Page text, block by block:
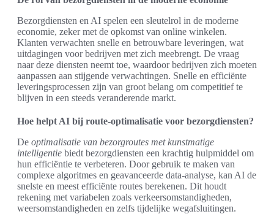
Bezorgdiensten en AI spelen een sleutelrol in de moderne
economie, zeker met de opkomst van online winkelen.
Klanten verwachten snelle en betrouwbare leveringen, wat
uitdagingen voor bedrijven met zich meebrengt. De vraag
naar deze diensten neemt toe, waardoor bedrijven zich moeten
aanpassen aan stijgende verwachtingen. Snelle en efficiënte
leveringsprocessen zijn van groot belang om competitief te
blijven in een steeds veranderende markt.
Hoe helpt AI bij route-optimalisatie voor bezorgdiensten?
De optimalisatie van bezorgroutes met kunstmatige
intelligentie biedt bezorgdiensten een krachtig hulpmiddel om
hun efficiëntie te verbeteren. Door gebruik te maken van
complexe algoritmes en geavanceerde data-analyse, kan AI de
snelste en meest efficiënte routes berekenen. Dit houdt
rekening met variabelen zoals verkeersomstandigheden,
weersomstandigheden en zelfs tijdelijke wegafsluitingen.